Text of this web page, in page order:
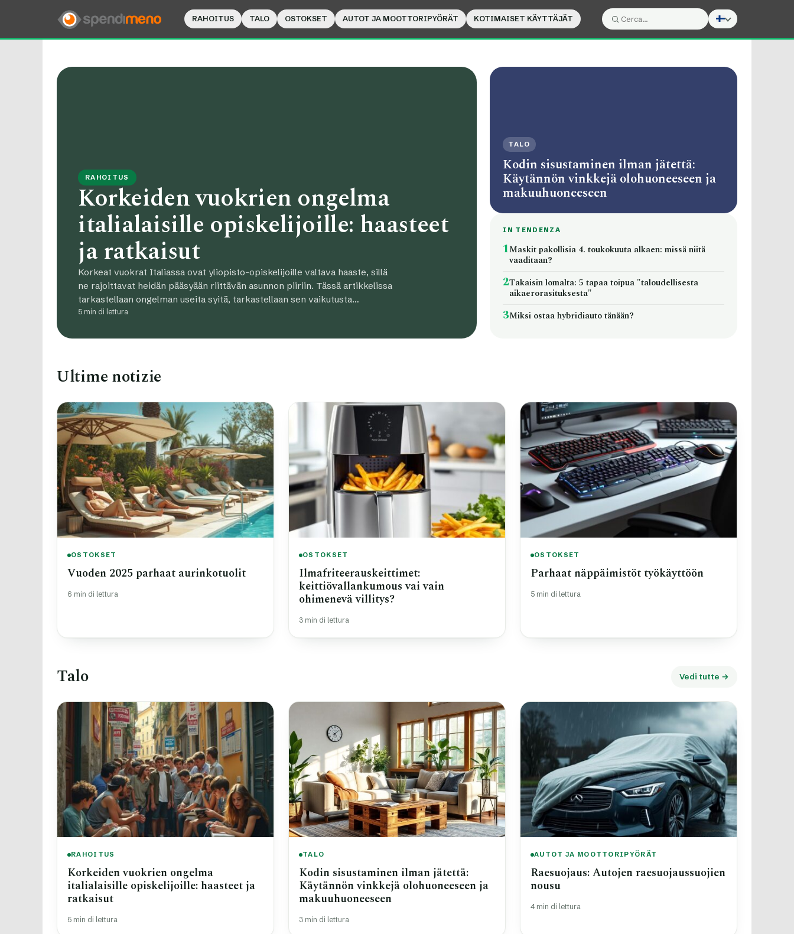
RAHOITUS TALO OSTOKSET AUTOT JA MOOTTORIPYÖRÄT KOTIMAISET KÄYTTÄJÄT
Cerca:
Cerca
RAHOITUS
Korkeiden vuokrien ongelma
italialaisille opiskelijoille: haasteet
ja ratkaisut
Korkeat vuokrat Italiassa ovat yliopisto-opiskelijoille valtava haaste, sillä
ne rajoittavat heidän pääsyään riittävän asunnon piiriin. Tässä artikkelissa
tarkastellaan ongelman useita syitä, tarkastellaan sen vaikutusta…
5 min di lettura
TALO
Kodin sisustaminen ilman jätettä:
Käytännön vinkkejä olohuoneeseen ja
makuuhuoneeseen
IN TENDENZA
1Maskit pakollisia 4. toukokuuta alkaen: missä niitä
vaaditaan?
2Takaisin lomalta: 5 tapaa toipua "taloudellisesta
aikaerorasituksesta"
3Miksi ostaa hybridiauto tänään?
Ultime notizie
OSTOKSET
Vuoden 2025 parhaat aurinkotuolit
6 min di lettura
OSTOKSET
Ilmafriteerauskeittimet:
keittiövallankumous vai vain
ohimenevä villitys?
3 min di lettura
OSTOKSET
Parhaat näppäimistöt työkäyttöön
5 min di lettura
Talo Vedi tutte →
RAHOITUS
Korkeiden vuokrien ongelma
italialaisille opiskelijoille: haasteet ja
ratkaisut
5 min di lettura
TALO
Kodin sisustaminen ilman jätettä:
Käytännön vinkkejä olohuoneeseen ja
makuuhuoneeseen
3 min di lettura
AUTOT JA MOOTTORIPYÖRÄT
Raesuojaus: Autojen raesuojaussuojien
nousu
4 min di lettura